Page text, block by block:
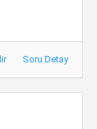
Soru Detay